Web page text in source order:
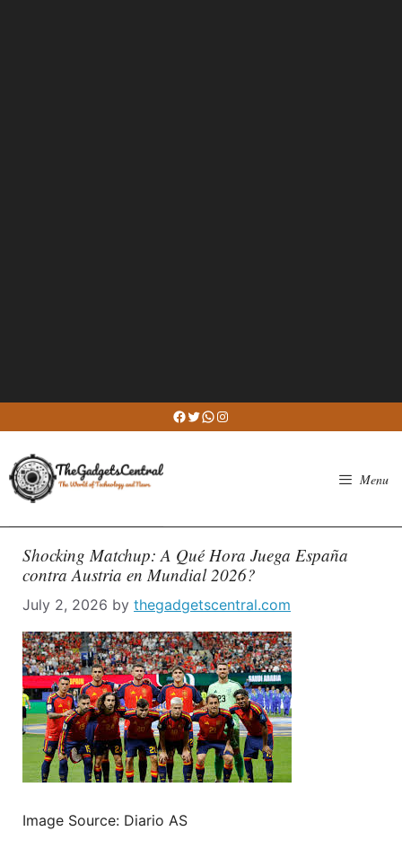
to
content
Facebook
Twitter
WhatsApp
Instagram
Menu
Shocking Matchup: A Qué Hora Juega España
contra Austria en Mundial 2026?
July 2, 2026 by thegadgetscentral.com
Image Source: Diario AS